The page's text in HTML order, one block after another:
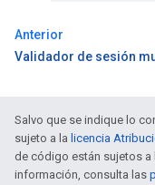
Anterior
Validador de sesión
Salvo que se indique lo
sujeto a la licencia
de código están sujetos a
información, consulta las